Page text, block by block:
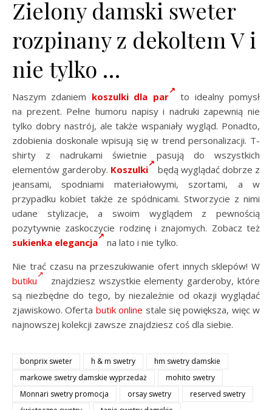
Zielony damski sweter
rozpinany z dekoltem V i
nie tylko …
Naszym zdaniem koszulki dla par
to idealny pomysł
na prezent. Pełne humoru napisy i nadruki zapewnią nie
tylko dobry nastrój, ale także wspaniały wygląd. Ponadto,
zdobienia doskonale wpisują się w trend personalizacji. T-
shirty z nadrukami świetnie pasują do wszystkich
elementów garderoby. Koszulki
będą wyglądać dobrze z
jeansami, spodniami materiałowymi, szortami, a w
przypadku kobiet także ze spódnicami. Stworzycie z nimi
udane stylizacje, a swoim wyglądem z pewnością
pozytywnie zaskoczycie rodzinę i znajomych. Zobacz też
sukienka elegancja
na lato i nie tylko.
Nie trać czasu na przeszukiwanie ofert innych sklepów! W
butiku
znajdziesz wszystkie elementy garderoby, które
są niezbędne do tego, by niezależnie od okazji wyglądać
zjawiskowo. Oferta butik online stale się powiększa, więc w
najnowszej kolekcji zawsze znajdziesz coś dla siebie.
bonprix sweter h & m swetry
hm swetry damskie
markowe swetry damskie wyprzedaż
mohito swetry
Monnari swetry promocja
orsay swetry
reserved swetry